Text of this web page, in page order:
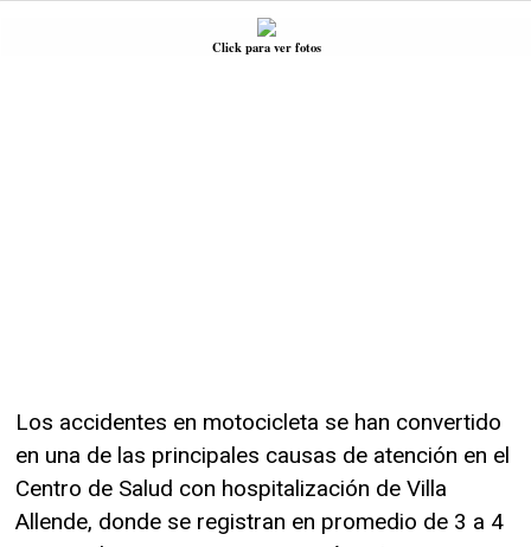
Click para ver fotos
Los accidentes en motocicleta se han convertido
en una de las principales causas de atención en el
Centro de Salud con hospitalización de Villa
Allende, donde se registran en promedio de 3 a 4